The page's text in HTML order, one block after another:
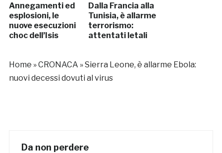
Annegamenti ed
esplosioni, le
nuove esecuzioni
choc dell’Isis
Dalla Francia alla
Tunisia, è allarme
terrorismo:
attentati letali
Home »CRONACA »Sierra Leone, è allarme Ebola:
nuovi decessi dovuti al virus
Da non perdere